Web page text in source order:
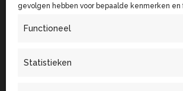
gevolgen hebben voor bepaalde kenmerken en
Functioneel
Statistieken